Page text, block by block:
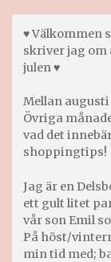
♥ Välkommen
skriver jag om
julen ♥
Mellan augusti
Övriga
vad det
shoppingtips!
Jag är en
ett gult litet
vår son Emil
På höst/
min tid med;